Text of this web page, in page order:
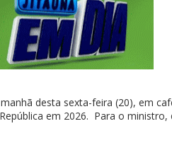
desta sexta-feira (20), em
em 2026. Para o ministro,